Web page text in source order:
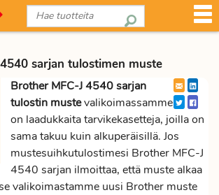
sarjan tulostimen muste
Brother MFC-J 4540 sarjan
tulostin mustevalikoimassamme
on laadukkaita tarvikekasetteja, joilla on
sama takuu kuin alkuperäisillä. Jos
mustesuihkutulostimesi Brother MFC-J
4540 sarjan ilmoittaa, että muste alkaa
valikoimastamme uusi Brother muste